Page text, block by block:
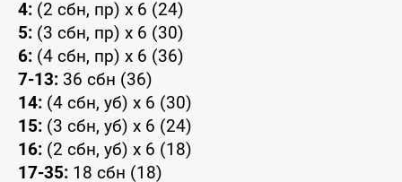
4: (2 сбн, пр) x 6 (24)
5: (3 сбн, пр) x 6 (30)
6: (4 сбн, пр) x 6 (36)
7-13: 36 сбн (36)
14: (4 сбн, уб) x 6 (30)
15: (3 сбн, уб) x 6 (24)
16: (2 сбн, уб) x 6 (18)
17-35: 18 сбн (18)